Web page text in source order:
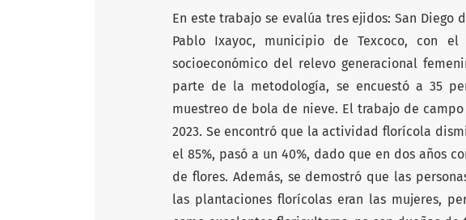
En este trabajo se evalúa tres ejidos: San Diego
Pablo Ixayoc, municipio de Texcoco, con
socioeconómico del relevo generacional
parte de la metodología, se encuestó a 35
muestreo de bola de nieve. El trabajo de
2023. Se encontró que la actividad florícola
el 85%, pasó a un 40%, dado que en dos años
de flores. Además, se demostró que las
las plantaciones florícolas eran las mujeres,